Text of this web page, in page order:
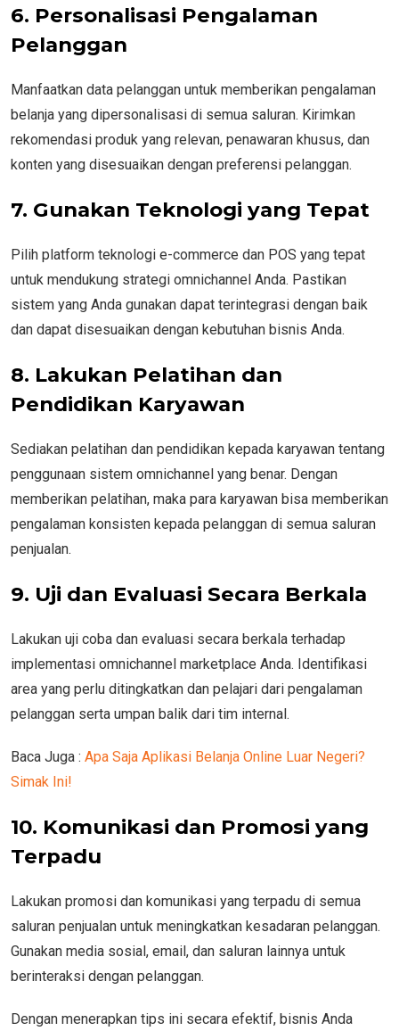
6. Personalisasi Pengalaman
Pelanggan
Manfaatkan data pelanggan untuk memberikan pengalaman
belanja yang dipersonalisasi di semua saluran. Kirimkan
rekomendasi produk yang relevan, penawaran khusus, dan
konten yang disesuaikan dengan preferensi pelanggan.
7. Gunakan Teknologi yang Tepat
Pilih platform teknologi e-commerce dan POS yang tepat
untuk mendukung strategi omnichannel Anda. Pastikan
sistem yang Anda gunakan dapat terintegrasi dengan baik
dan dapat disesuaikan dengan kebutuhan bisnis Anda.
8. Lakukan Pelatihan dan
Pendidikan Karyawan
Sediakan pelatihan dan pendidikan kepada karyawan tentang
penggunaan sistem omnichannel yang benar. Dengan
memberikan pelatihan, maka para karyawan bisa memberikan
pengalaman konsisten kepada pelanggan di semua saluran
penjualan.
9. Uji dan Evaluasi Secara Berkala
Lakukan uji coba dan evaluasi secara berkala terhadap
implementasi omnichannel marketplace Anda. Identifikasi
area yang perlu ditingkatkan dan pelajari dari pengalaman
pelanggan serta umpan balik dari tim internal.
Baca Juga : Apa Saja Aplikasi Belanja Online Luar Negeri?
Simak Ini!
10. Komunikasi dan Promosi yang
Terpadu
Lakukan promosi dan komunikasi yang terpadu di semua
saluran penjualan untuk meningkatkan kesadaran pelanggan.
Gunakan media sosial, email, dan saluran lainnya untuk
berinteraksi dengan pelanggan.
Dengan menerapkan tips ini secara efektif, bisnis Anda